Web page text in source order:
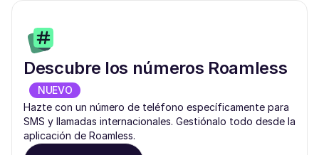
Descubre los números Roamless
NUEVO
Hazte con un número de teléfono específicamente para
SMS y llamadas internacionales. Gestiónalo todo desde la
aplicación de Roamless.